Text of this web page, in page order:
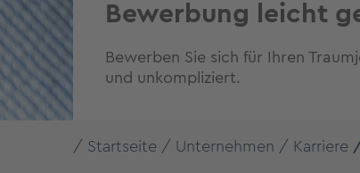
Bewerbung leicht
Bewerben Sie sich für Ihren
und unkompliziert.
Startseite Unternehmen Karriere